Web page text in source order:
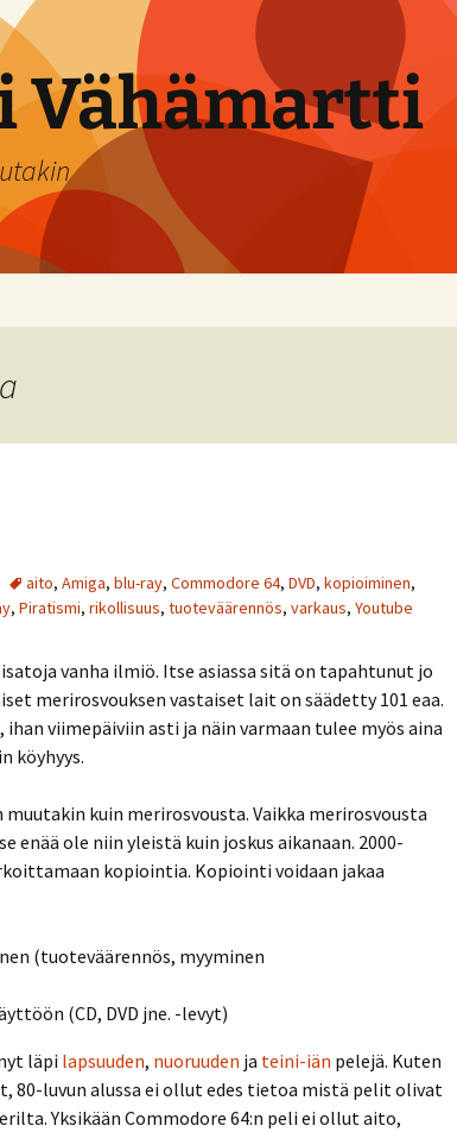
Vähämartti
aito, Amiga, blu-ray, Commodore 64, DVD, kopioiminen,
, Piratismi, rikollisuus, tuoteväärennös, varkaus, Youtube
vanha ilmiö. Itse asiassa sitä on tapahtunut jo
merirosvouksen vastaiset lait on säädetty 101 eaa.
viimepäiviin asti ja näin varmaan tulee myös aina
köyhyys.
kuin merirosvousta. Vaikka merirosvousta
enää ole niin yleistä kuin joskus aikanaan. 2000-
kopiointia. Kopiointi voidaan jakaa
(tuoteväärennös, myyminen
(CD, DVD jne. -levyt)
läpi lapsuuden, nuoruuden ja teini-iän pelejä. Kuten
80-luvun alussa ei ollut edes tietoa mistä pelit olivat
Yksikään Commodore 64:n peli ei ollut aito,